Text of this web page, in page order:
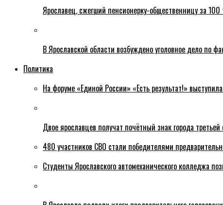
Ярославец, сжегший пенсионерку-общественницу за
В Ярославской области возбуждено уголовное дело по
Политика
На форуме «Единой России» «Есть результат!»
Двое ярославцев получат почётный знак города третьей
480 участников СВО стали победителями
Студенты Ярославского автомеханического колледжа